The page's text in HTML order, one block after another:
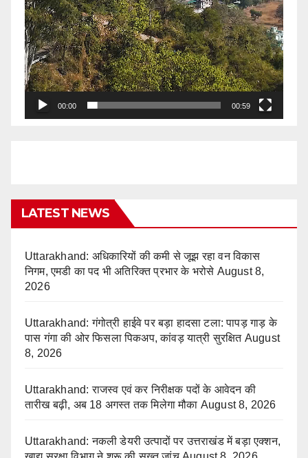
00:00 00:59
LATEST NEWS
Uttarakhand: अधिकारियों की कमी से जूझ रहा वन विकास
निगम, एमडी का पद भी अतिरिक्त प्रभार के भरोसे August 8,
2026
Uttarakhand: गंगोत्री हाईवे पर बड़ा हादसा टला: पापड़ गाड़ के
पास गंगा की ओर फिसला पिकअप, कांवड़ यात्री सुरक्षित August
8, 2026
Uttarakhand: राजस्व एवं कर निरीक्षक पदों के आवेदन की
तारीख बढ़ी, अब 18 अगस्त तक मिलेगा मौका August 8, 2026
Uttarakhand: नकली डेयरी उत्पादों पर उत्तराखंड में बड़ा एक्शन,